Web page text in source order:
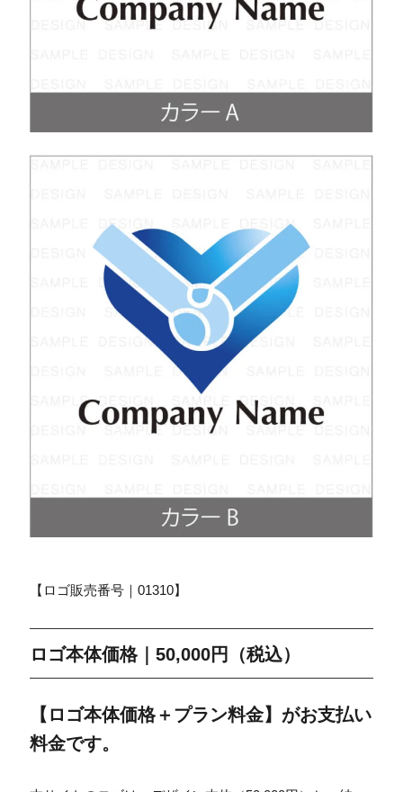
【ロゴ販売番号｜01310】
ロゴ本体価格｜50,000円（税込）
【ロゴ本体価格＋プラン料金】がお支払い
料金です。